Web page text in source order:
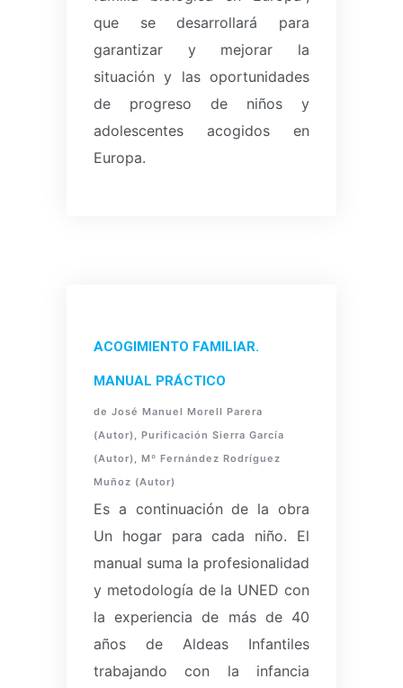
que se desarrollará para
garantizar y mejorar la
situación y las oportunidades
de progreso de niños y
adolescentes acogidos en
Europa.
ACOGIMIENTO FAMILIAR.
MANUAL PRÁCTICO
de José Manuel Morell Parera
(Autor), Purificación Sierra García
(Autor), Mº Fernández Rodríguez
Muñoz (Autor)
Es a continuación de la obra
Un hogar para cada niño. El
manual suma la profesionalidad
y metodología de la UNED con
la experiencia de más de 40
años de Aldeas Infantiles
trabajando con la infancia